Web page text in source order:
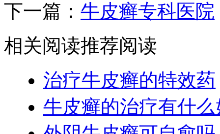
下一篇： 牛皮癣专科医院
相关阅读推荐阅读
治疗牛皮癣的特效药
牛皮癣的治疗有什